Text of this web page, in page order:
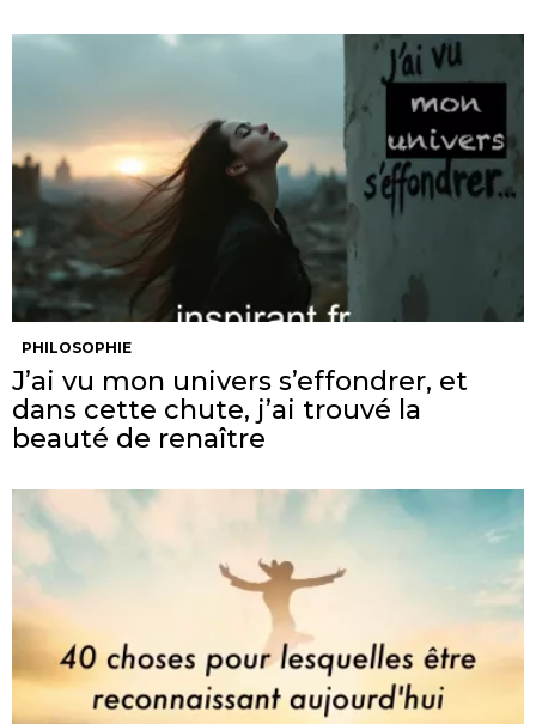
PHILOSOPHIE
J’ai vu mon univers s’effondrer, et
dans cette chute, j’ai trouvé la
beauté de renaître